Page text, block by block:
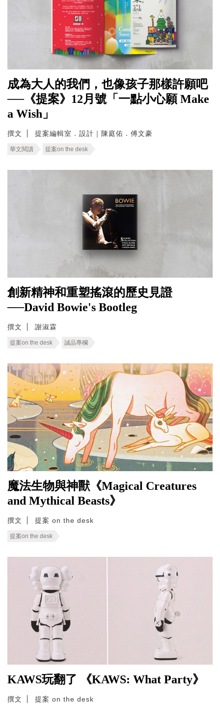
成為大人的我們，也像孩子那樣許願吧
──《提案》12月號「一點小心願 Make
a Wish」
撰文 提案編輯室．設計｜陳庭佑．傅文豪
華文閱讀 提案on the desk
創新精神和重塑搖滾的歷史見證
──David Bowie's Bootleg
撰文 謝淑霖
提案on the desk 誠品專欄
魔法生物與神獸《Magical Creatures
and Mythical Beasts》
撰文 提案 on the desk
提案on the desk
KAWS玩翻了 《KAWS: What Party》
撰文 提案 on the desk